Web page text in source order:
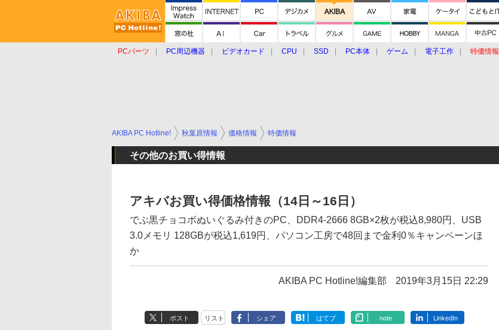
PCパーツ PC周辺機器 ビデオカード CPU SSD PC本体 ゲーム 電子工作 特価情報
AKIBA PC Hotline! 秋葉原情報 価格情報 特価情報
その他のお買い得情報
アキバお買い得価格情報（14日～16日）
でぶ黒チョコボぬいぐるみ付きのPC、DDR4-2666 8GB×2枚が税込8,980円、USB
3.0メモリ 128GBが税込1,619円、パソコン工房で48回まで金利0％キャンペーンほ
か
AKIBA PC Hotline!編集部 2019年3月15日 22:29
ポスト リスト シェア はてブ note LinkedIn